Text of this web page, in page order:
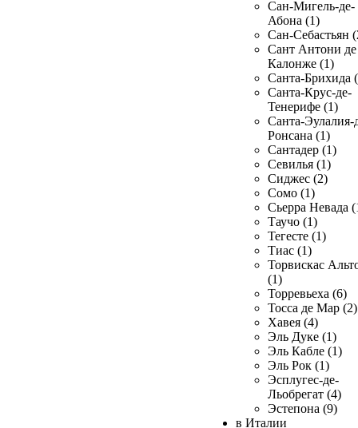
Сан-Мигель-де-
Абона (1)
Сан-Себастьян
Сант Антони де
Калонже (1)
Санта-Брихида
Санта-Крус-де-
Тенерифе (1)
Санта-Эулалия-
Ронсана (1)
Сантадер (1)
Севилья (1)
Сиджес (2)
Сомо (1)
Сьерра Невада
Таучо (1)
Тегесте (1)
Тиас (1)
Торвискас
(1)
Торревьеха (6)
Тосса де Мар (2)
Хавея (4)
Эль Дуке (1)
Эль Кабле (1)
Эль Рок (1)
Эсплугес-де-
Льобрегат (4)
Эстепона (9)
в Италии